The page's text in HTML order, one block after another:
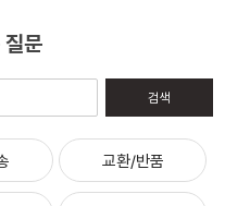
질문
검색
교환/반품